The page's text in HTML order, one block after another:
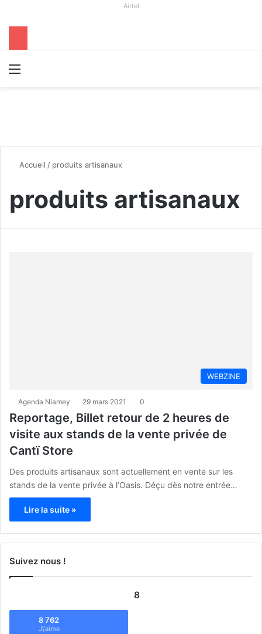
Airtel
Accueil / produits artisanaux
produits artisanaux
WEBZINE
Agenda Niamey 29 mars 2021 0
Reportage, Billet retour de 2 heures de
visite aux stands de la vente privée de
Cantï Store
Des produits artisanaux sont actuellement en vente sur les
stands de la vente privée à l’Oasis. Déçu dès notre entrée…
Lire la suite »
Suivez nous !
8
8 762
J\'aime